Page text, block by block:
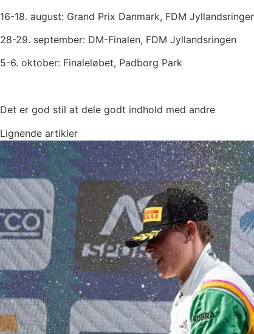
16-18. august: Grand Prix Danmark, FDM
28-29. september: DM-Finalen, FDM Jyllandsringen
5-6. oktober: Finaleløbet, Padborg Park
Det er god stil at dele godt indhold med andre
Lignende artikler